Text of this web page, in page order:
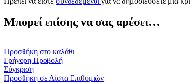
Μπορεί επίσης να σας αρέσει…
Προσθήκη στο καλάθι
Γρήγορη Προβολή
Σύγκριση
Προσθήκη σε Λίστα Επιθυμιών